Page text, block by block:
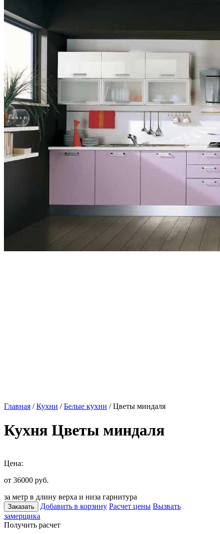
Главная /Кухни /Белые кухни / Цветы миндаля
Кухня Цветы миндаля
Цена:
от 36000 руб.
за метр в длину верха и низа гарнитура
Заказать Добавить в корзину Расчет цены Вызвать
замерщика
Получить расчет